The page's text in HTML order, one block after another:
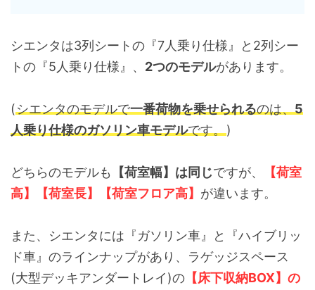
シエンタは3列シートの『7人乗り仕様』と2列シー
トの『5人乗り仕様』、 2つのモデルがあります。
(シエンタのモデルで一番荷物を乗せられるのは、5
人乗り仕様のガソリン車モデルです。)
どちらのモデルも 【荷室幅】は同じですが、
【荷室
高】【荷室長】【荷室フロア高】 が違います。
また、シエンタには『ガソリン車』と『ハイブリッ
ド車』のラインナップがあり、ラゲッジスペース
(大型デッキアンダートレイ)の 【床下収納BOX】の